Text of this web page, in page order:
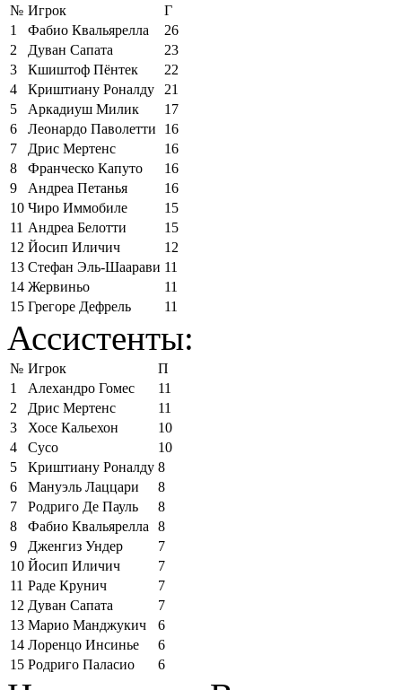
№ Игрок
Г
1
Фабио Квальярелла
26
2
Дуван Сапата
23
3
Кшиштоф Пёнтек
22
4
Криштиану Роналду
21
5
Аркадиуш Милик
17
6
Леонардо Паволетти
16
7
Дрис Мертенс
16
8
Франческо Капуто
16
9
Андреа Петанья
16
10 Чиро Иммобиле
15
11 Андреа Белотти
15
12 Йосип Иличич
12
13 Стефан Эль-Шаарави 11
14 Жервиньо
11
15 Грегоре Дефрель 11
Ассистенты:
№ Игрок
П
1
Алехандро Гомес
11
2
Дрис Мертенс
11
3
Хосе Кальехон
10
4
Сусо
10
5
Криштиану Роналду 8
6
Мануэль Лаццари
8
7
Родриго Де Пауль
8
8
Фабио Квальярелла
8
9
Дженгиз Ундер
7
10 Йосип Иличич
7
11 Раде Крунич
7
12 Дуван Сапата
7
13 Марио Манджукич
6
14 Лоренцо Инсинье
6
15 Родриго Паласио 6